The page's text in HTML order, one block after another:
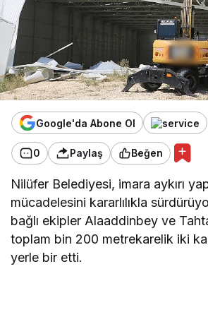
Google'da Abone Ol
0 Paylaş Beğen
Nilüfer Belediyesi, imara aykırı
mücadelesini kararlılıkla
bağlı ekipler Alaaddinbey ve
toplam bin 200 metrekarelik iki
yerle bir etti.